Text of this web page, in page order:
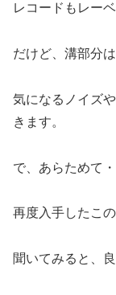
レコードもレー
だけど、溝部分は
気になるノイズ
きます。
で、あらためて・
再度入手したこ
聞いてみると、良